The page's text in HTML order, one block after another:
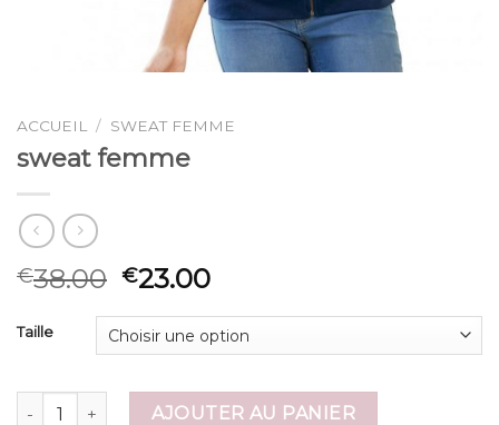
ACCUEIL / SWEAT FEMME
sweat femme
€38.00 €23.00
Taille
quantité de sweat femmeAJOUTER AU PANIER